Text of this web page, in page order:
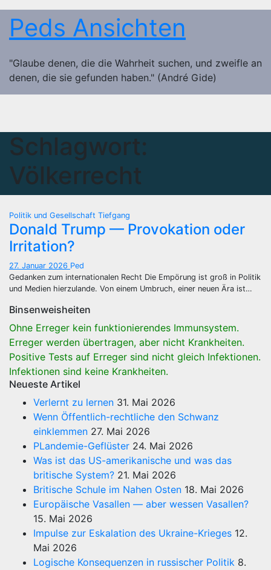
Zum
Inhalt
springen
Peds Ansichten
"Glaube denen, die die Wahrheit suchen, und zweifle an
denen, die sie gefunden haben." (André Gide)
Schlagwort:
Völkerrecht
Politik und Gesellschaft Tiefgang
Donald Trump — Provokation oder
Irritation?
27. Januar 2026 Ped
Gedanken zum internationalen Recht Die Empörung ist groß in Politik
und Medien hierzulande. Von einem Umbruch, einer neuen Ära ist…
Binsenweisheiten
Ohne Erreger kein funktionierendes Immunsystem.
Erreger werden übertragen, aber nicht Krankheiten.
Positive Tests auf Erreger sind nicht gleich Infektionen.
Infektionen sind keine Krankheiten.
Neueste Artikel
Verlernt zu lernen 31. Mai 2026
Wenn Öffentlich-rechtliche den Schwanz
einklemmen 27. Mai 2026
PLandemie-Geflüster 24. Mai 2026
Was ist das US-amerikanische und was das
britische System? 21. Mai 2026
Britische Schule im Nahen Osten 18. Mai 2026
Europäische Vasallen — aber wessen Vasallen?
15. Mai 2026
Impulse zur Eskalation des Ukraine-Krieges 12.
Mai 2026
Logische Konsequenzen in russischer Politik 8.